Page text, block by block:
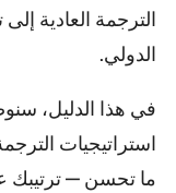
الترجمة العادية
الدولي.
في هذا الدليل،
استراتيجيات
ما تحسن — ترتيبك